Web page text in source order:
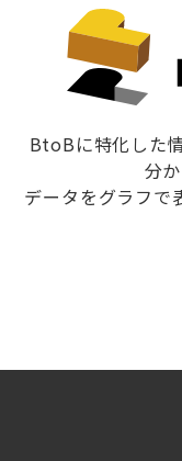
BtoBに特化した
分
データをグラフで